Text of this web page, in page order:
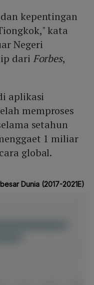
kepentingan
kata
Negeri
dari Forbes,
aplikasi
memproses
setahun
1 miliar
global.